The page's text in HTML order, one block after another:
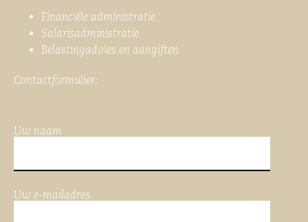
Financiële administratie
Salarisadministratie
Belastingadvies en aangiften
Contactformulier:
Uw naam
Uw e-mailadres